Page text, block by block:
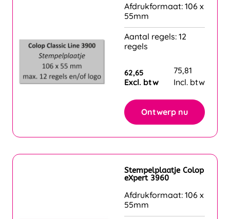
Afdrukformaat: 106 x
55mm
Aantal regels: 12
regels
62,65
Excl. btw
75,81
Incl. btw
Ontwerp nu
Stempelplaatje Colop
eXpert 3960
Afdrukformaat: 106 x
55mm